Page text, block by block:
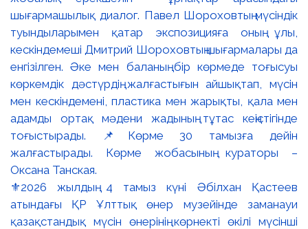
⚜️2026 жылдың 4 тамыз күні Әбілхан Қастеев
атындағы ҚР Ұлттық өнер музейінде заманауи
қазақстандық мүсін өнерінің көрнекті өкілі мүсінші